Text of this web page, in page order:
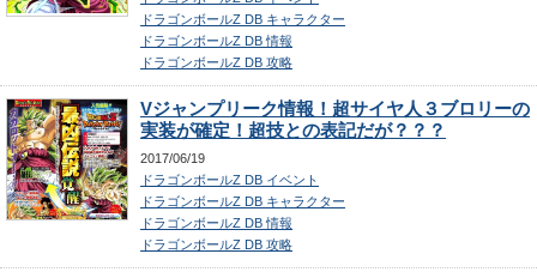
ドラゴンボールZ DB キャラクター
ドラゴンボールZ DB 情報
ドラゴンボールZ DB 攻略
Vジャンプリーク情報！超サイヤ人３ブロリーの
実装が確定！超技との表記だが？？？
2017/06/19
ドラゴンボールZ DB イベント
ドラゴンボールZ DB キャラクター
ドラゴンボールZ DB 情報
ドラゴンボールZ DB 攻略